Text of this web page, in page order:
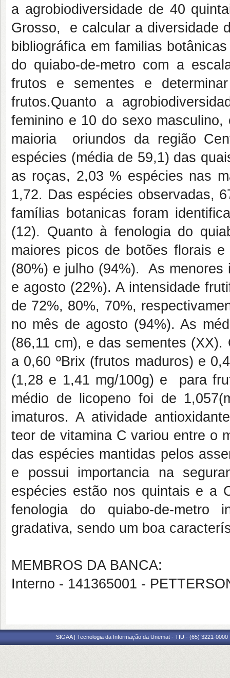
a agrobiodiversidade de 40
Grosso, e calcular a diversidade
bibliográfica em familias
do quiabo-de-metro com a
frutos e sementes e
frutos.Quanto a
feminino e 10 do sexo
maioria oriundos da região
espécies (média de 59,1) das
as roças, 2,03 % espécies nas
1,72. Das espécies observadas,
famílias botanicas foram
(12). Quanto à fenologia do
maiores picos de botões florais
(80%) e julho (94%). As menores
e agosto (22%). A intensidade
de 72%, 80%, 70%,
no mês de agosto (94%). As
(86,11 cm), e das sementes
a 0,60 ºBrix (frutos maduros) e
(1,28 e 1,41 mg/100g) e para
médio de licopeno foi de
imaturos. A atividade
teor de vitamina C variou entre o
das espécies mantidas pelos
e possui importancia na
espécies estão nos quintais e a
fenologia do quiabo-de-metro
gradativa, sendo um boa
MEMBROS DA BANCA:
Interno - 141365001 -
SIGAA | Tecnologia da Informação da Unemat - TIU - (65) 3221-